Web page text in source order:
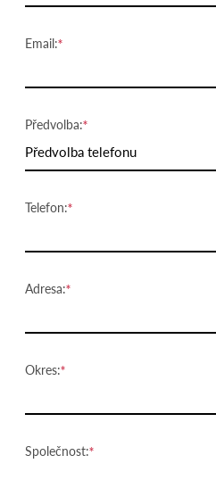
Email:
Předvolba:
Předvolba telefonu
Telefon:
Adresa:
Okres:
Společnost: